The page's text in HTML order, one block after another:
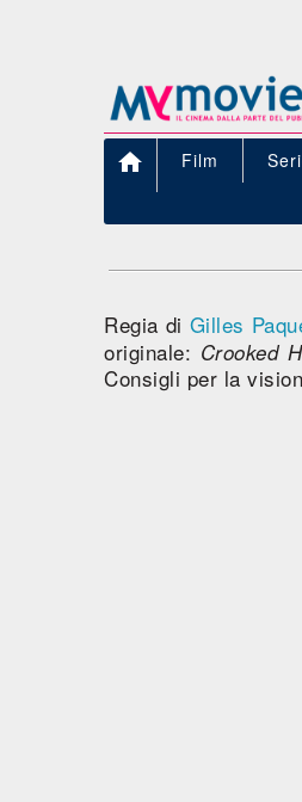
 Film
Regia di Gilles
originale: Crooked
Consigli per la